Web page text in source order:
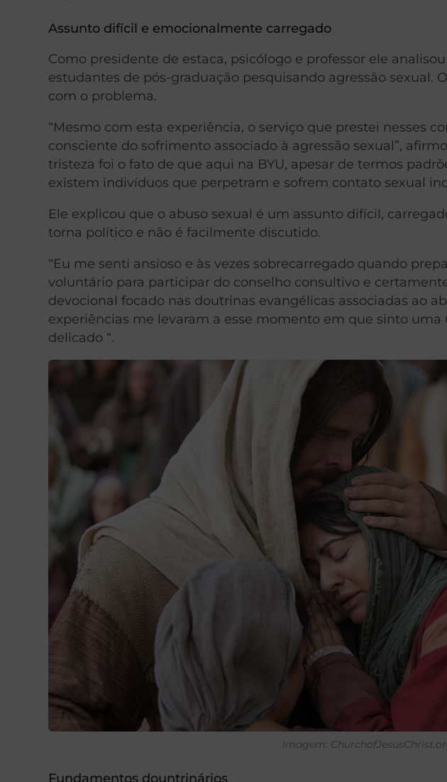
Assunto difícil e emocionalmente carregado
Como presidente de estaca, psicólogo e professor ele
estudantes de pós-graduação pesquisando agressão sexual.
com o problema.
“Mesmo com esta experiência, o serviço que prestei nesses
consciente do sofrimento associado à agressão sexual”,
tristeza foi o fato de que aqui na BYU, apesar de termos
existem indivíduos que perpetram e sofrem contato sexual
Ele explicou que o abuso sexual é um assunto difícil,
torna político e não é facilmente discutido.
“Eu me senti ansioso e às vezes sobrecarregado quando
voluntário para participar do conselho consultivo e
devocional focado nas doutrinas evangélicas associadas ao
experiências me levaram a esse momento em que sinto
delicado “.
Imagem:
Fundamentos dountrinários